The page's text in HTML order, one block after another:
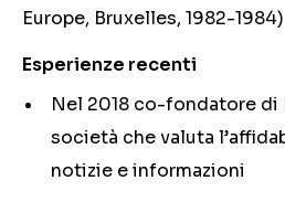
Europe, Bruxelles, 1982-1984)
Esperienze recenti
Nel 2018 co-fondatore di
società che valuta
notizie e informazioni